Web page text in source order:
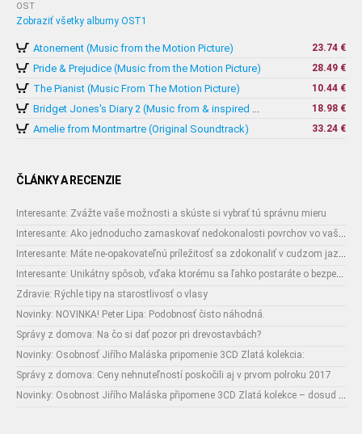
OST
Zobraziť všetky albumy OST1
Atonement (Music from the Motion Picture) 23.74 €
Pride & Prejudice (Music from the Motion Picture) 28.49 €
The Pianist (Music From The Motion Picture)
10.44 €
Bridget Jones's Diary 2 (Music from & inspired by The Motion Picture)
18.98 €
Amelie from Montmartre (Original Soundtrack) 33.24 €
ČLÁNKY A RECENZIE
Interesante: Zvážte vaše možnosti a skúste si vybrať tú správnu mieru
Interesante: Ako jednoducho zamaskovať nedokonalosti povrchov vo vašom interiéri
Interesante: Máte ne-opakovateľnú príležitosť sa zdokonaliť v cudzom jazyku
Interesante: Unikátny spôsob, vďaka ktorému sa ľahko postaráte o bezpečnosť vašich zásielok
Zdravie: Rýchle tipy na starostlivosť o vlasy
Novinky: NOVINKA! Peter Lipa: Podobnosť čisto náhodná.
Správy z domova: Na čo si dať pozor pri drevostavbách?
Novinky: Osobnosť Jiřího Maláska pripomenie 3CD Zlatá kolekcia:
Správy z domova: Ceny nehnuteľností poskočili aj v prvom polroku 2017
Novinky: Osobnost Jiřího Maláska připomene 3CD Zlatá kolekce – dosud nejobsáhlejší soubor nahrávek legendárního umělce!